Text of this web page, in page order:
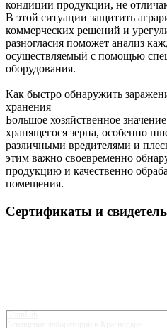
кондиции продукции, не
В этой ситуации защитить
коммерческих решений и
разногласия поможет анализ
осуществляемый с помощью
оборудования.
Как быстро обнаружить
хранения
Большое хозяйственное
хранящегося зерна, особенно
различными вредителями и
этим важно своевременно
продукцию и качественно
помещения.
Сертификаты и
GrainLab